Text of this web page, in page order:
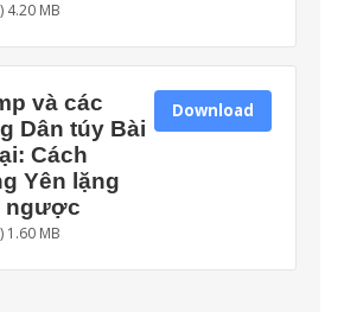
4.20 MB
và các
Dân túy Bài
Cách
Yên lặng
ngược
1.60 MB
Download